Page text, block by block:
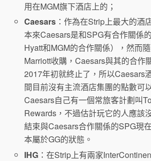
用在MGM旗下酒店上的；
Caesars ：作為在Strip上最大的酒
本來Caesars是和SPG有合作關係
Hyatt和MGM的合作關係），然而
Marriott收購，Caesars與其的合作
2017年初就終止了，所以Caesars
間目前沒有主流酒店集團的點數可
Caesars自己有一個常旅客計劃叫
Rewards，不過估計玩它的人應該
結束與Caesars合作關係的SPG現
本屬於GG的狀態。
IHG ：在Strip上有兩家